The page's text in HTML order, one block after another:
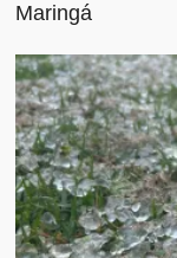
Maringá